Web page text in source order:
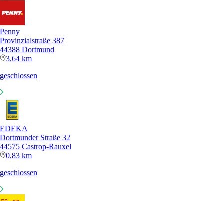
Penny
Provinzialstraße 387
44388 Dortmund
3,64 km
geschlossen
EDEKA
Dortmunder Straße 32
44575 Castrop-Rauxel
0,83 km
geschlossen